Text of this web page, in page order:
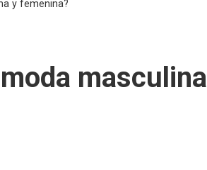
y femenina?
masculina